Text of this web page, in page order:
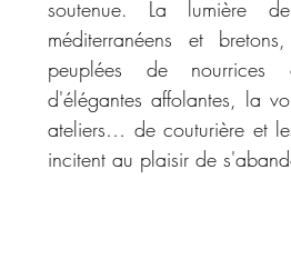
soutenue. La lumière
méditerranéens et
peuplées de nourrices
d'élégantes affolantes, la
ateliers… de couturière et
incitent au plaisir de